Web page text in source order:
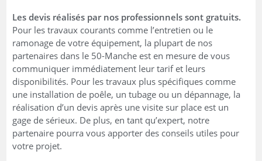
Les devis réalisés par nos professionnels sont gratuits.
Pour les travaux courants comme l’entretien ou le
ramonage de votre équipement, la plupart de nos
partenaires dans le 50-Manche est en mesure de vous
communiquer immédiatement leur tarif et leurs
disponibilités. Pour les travaux plus spécifiques comme
une installation de poêle, un tubage ou un dépannage, la
réalisation d’un devis après une visite sur place est un
gage de sérieux. De plus, en tant qu’expert, notre
partenaire pourra vous apporter des conseils utiles pour
votre projet.